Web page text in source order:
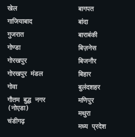
खेल
गाजियाबाद
गुजरात
गोण्डा
गोरखपुर
गोरखपुर मंडल
गोवा
गौतम बुद्ध नगर
(नोएडा)
चंडीगढ़
बागपत
बांदा
बाराबंकी
बिज़नेस
बिजनौर
बिहार
बुलंदशहर
मणिपुर
मथुरा
मध्य प्रदेश